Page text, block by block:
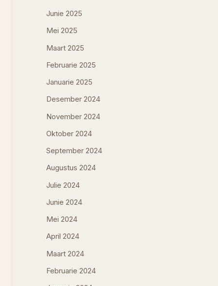
Junie 2025
Mei 2025
Maart 2025
Februarie 2025
Januarie 2025
Desember 2024
November 2024
Oktober 2024
September 2024
Augustus 2024
Julie 2024
Junie 2024
Mei 2024
April 2024
Maart 2024
Februarie 2024